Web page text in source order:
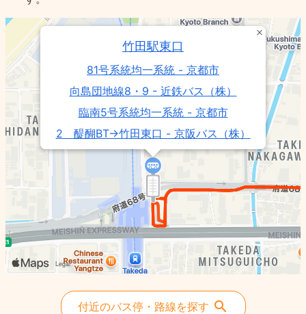
竹田駅東口
81号系統均一系統 - 京都市
向島団地線8・9 - 近鉄バス（株）
臨南5号系統均一系統 - 京都市
2 醍醐BT→竹田東口 - 京阪バス（株）
南8号系統多区間系統 - 京都市
2 北西裏町→竹田東口 - 京阪バス（株）
南5号系統均一系統 - 京都市
付近のバス停・路線を探す